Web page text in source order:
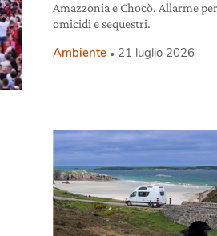
Amazzonia e Chocò. Allarme
omicidi e sequestri.
Ambiente 21 luglio 2026